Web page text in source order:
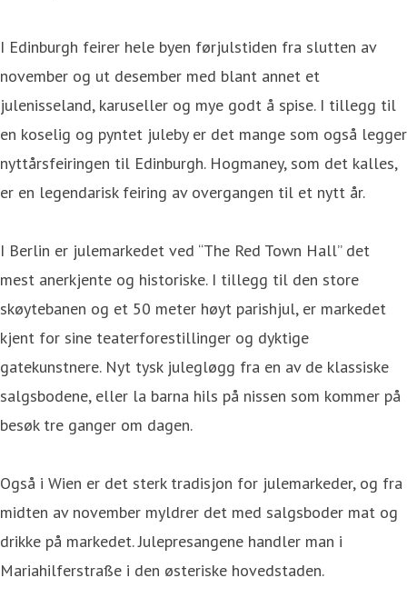
I Edinburgh feirer hele byen førjulstiden fra slutten av
november og ut desember med blant annet et
julenisseland, karuseller og mye godt å spise. I tillegg til
en koselig og pyntet juleby er det mange som også legger
nyttårsfeiringen til Edinburgh. Hogmaney, som det kalles,
er en legendarisk feiring av overgangen til et nytt år.
I Berlin er julemarkedet ved “The Red Town Hall” det
mest anerkjente og historiske. I tillegg til den store
skøytebanen og et 50 meter høyt parishjul, er markedet
kjent for sine teaterforestillinger og dyktige
gatekunstnere. Nyt tysk julegløgg fra en av de klassiske
salgsbodene, eller la barna hils på nissen som kommer på
besøk tre ganger om dagen.
Også i Wien er det sterk tradisjon for julemarkeder, og fra
midten av november myldrer det med salgsboder mat og
drikke på markedet. Julepresangene handler man i
Mariahilferstraße i den østeriske hovedstaden.